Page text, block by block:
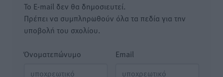
Το E-mail δεν θα δημοσιευτεί.
Πρέπει να συμπληρωθούν όλα τα πεδία για την
υποβολή του σχολίου.
Όνοματεπώνυμο Email